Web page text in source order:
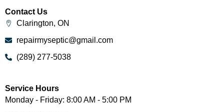
Contact Us
Clarington, ON
repairmyseptic@gmail.com
(289) 277-5038
Service Hours
Monday - Friday: 8:00 AM - 5:00 PM